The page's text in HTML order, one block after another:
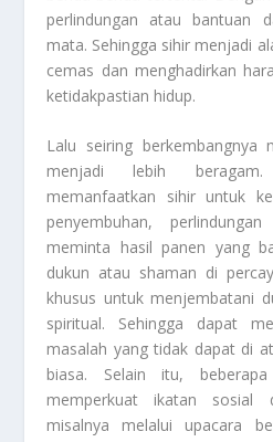
perlindungan atau bantuan
mata. Sehingga sihir menjadi
cemas dan menghadirkan
ketidakpastian hidup.
Lalu seiring berkembangnya
menjadi lebih
memanfaatkan sihir untuk
penyembuhan,
meminta hasil panen yang
dukun atau shaman di
khusus untuk menjembatani
spiritual. Sehingga dapat
masalah yang tidak dapat di
biasa. Selain itu,
memperkuat ikatan sosial
misalnya melalui upacara